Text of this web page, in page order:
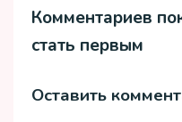
Комментариев
стать первым
Оставить